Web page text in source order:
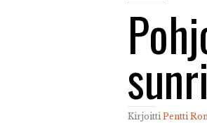
Kirjoitti Pentti